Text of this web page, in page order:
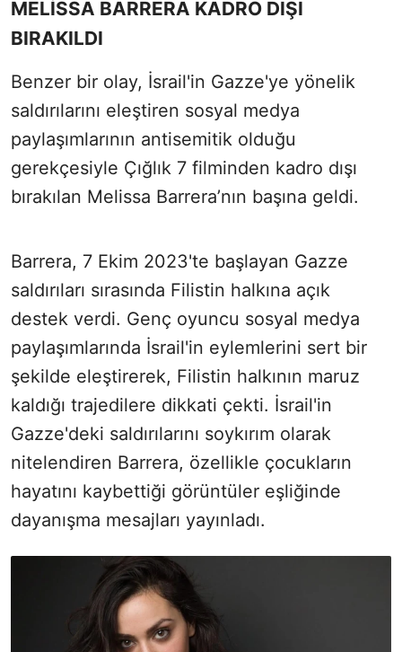
MELİSSA BARRERA KADRO DIŞI
BIRAKILDI
Benzer bir olay, İsrail'in Gazze'ye yönelik
saldırılarını eleştiren sosyal medya
paylaşımlarının antisemitik olduğu
gerekçesiyle Çığlık 7 filminden kadro dışı
bırakılan Melissa Barrera’nın başına geldi.
Barrera, 7 Ekim 2023'te başlayan Gazze
saldırıları sırasında Filistin halkına açık
destek verdi. Genç oyuncu sosyal medya
paylaşımlarında İsrail'in eylemlerini sert bir
şekilde eleştirerek, Filistin halkının maruz
kaldığı trajedilere dikkati çekti. İsrail'in
Gazze'deki saldırılarını soykırım olarak
nitelendiren Barrera, özellikle çocukların
hayatını kaybettiği görüntüler eşliğinde
dayanışma mesajları yayınladı.